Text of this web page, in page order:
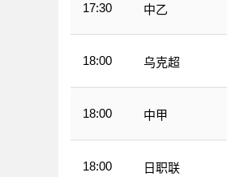
17:30 中乙
18:00 乌克超
18:00 中甲
18:00 日职联